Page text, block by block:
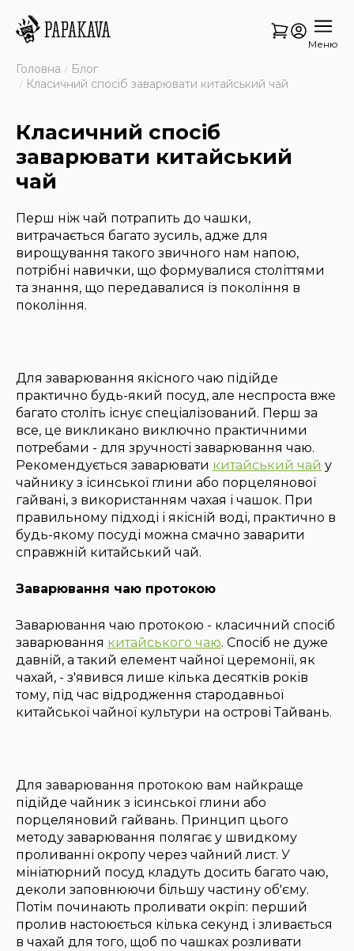
Меню
Головна
Блог
Класичний спосіб заварювати китайський чай
Класичний спосіб
заварювати китайський
чай
Перш ніж чай потрапить до чашки,
витрачається багато зусиль, адже для
вирощування такого звичного нам напою,
потрібні навички, що формувалися століттями
та знання, що передавалися із покоління в
покоління.
Для заварювання якісного чаю підійде
практично будь-який посуд, але неспроста вже
багато століть існує спеціалізований. Перш за
все, це викликано виключно практичними
потребами - для зручності заварювання чаю.
Рекомендується заварювати китайський чай у
чайнику з ісинської глини або порцелянової
гайвані, з використанням чахая і чашок. При
правильному підході і якісній воді, практично в
будь-якому посуді можна смачно заварити
справжній китайський чай.
Заварювання чаю протокою
Заварювання чаю протокою - класичний спосіб
заварювання китайського чаю. Спосіб не дуже
давній, а такий елемент чайної церемонії, як
чахай, - з'явився лише кілька десятків років
тому, під час відродження стародавньої
китайської чайної культури на острові Тайвань.
Для заварювання протокою вам найкраще
підійде чайник з ісинської глини або
порцеляновий гайвань. Принцип цього
методу заварювання полягає у швидкому
проливанні окропу через чайний лист. У
мініатюрний посуд кладуть досить багато чаю,
деколи заповнюючи більшу частину об'єму.
Потім починають проливати окріп: перший
пролив настоюється кілька секунд і зливається
в чахай для того, щоб по чашках розливати